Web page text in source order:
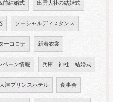
前結婚式 出雲大社の結婚式
ソーシャルディスタンス
ーコロナ 新着衣裳
ペーン情報 兵庫 神社 結婚式
大津プリンスホテル 食事会